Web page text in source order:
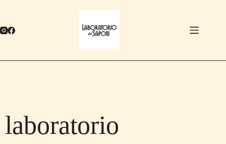
laboratorio